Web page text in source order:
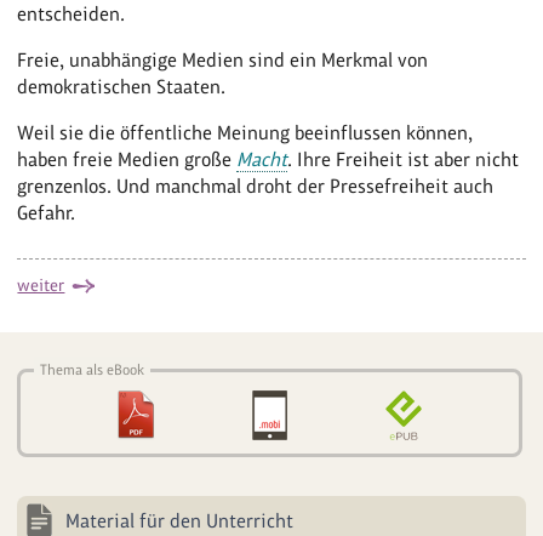
entscheiden.
Freie, unabhängige Medien sind ein Merkmal von
demokratischen Staaten.
Weil sie die öffentliche Meinung beeinflussen können,
haben freie Medien große Macht. Ihre Freiheit ist aber nicht
grenzenlos. Und manchmal droht der Pressefreiheit auch
Gefahr.
weiter
Thema als eBook
Material für den Unterricht